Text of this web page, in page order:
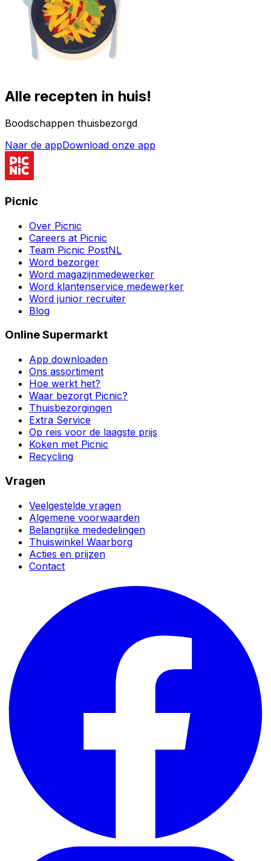
Alle recepten in huis!
Boodschappen thuisbezorgd
Naar de appDownload onze app
Picnic
Over Picnic
Careers at Picnic
Team Picnic PostNL
Word bezorger
Word magazijnmedewerker
Word klantenservice medewerker
Word junior recruiter
Blog
Online Supermarkt
App downloaden
Ons assortiment
Hoe werkt het?
Waar bezorgt Picnic?
Thuisbezorgingen
Extra Service
Op reis voor de laagste prijs
Koken met Picnic
Recycling
Vragen
Veelgestelde vragen
Algemene voorwaarden
Belangrijke mededelingen
Thuiswinkel Waarborg
Acties en prijzen
Contact